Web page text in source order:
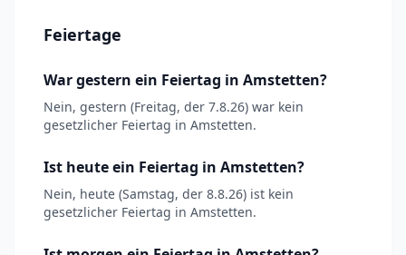
Feiertage
War gestern ein Feiertag in Amstetten?
Nein, gestern (Freitag, der 7.8.26) war kein
gesetzlicher Feiertag in Amstetten.
Ist heute ein Feiertag in Amstetten?
Nein, heute (Samstag, der 8.8.26) ist kein
gesetzlicher Feiertag in Amstetten.